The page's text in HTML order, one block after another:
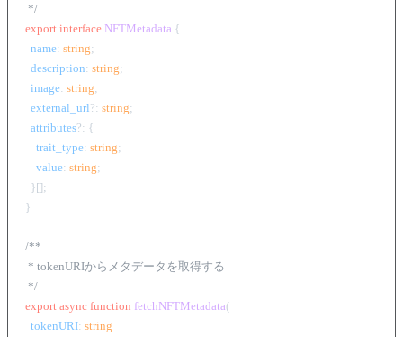
*/
export interface NFTMetadata {
name: string;
description: string;
image: string;
external_url?: string;
attributes?: {
trait_type: string;
value: string;
  }[];
}
/**
* tokenURIからメタデータを取得する
*/
export async function fetchNFTMetadata(
tokenURI: string